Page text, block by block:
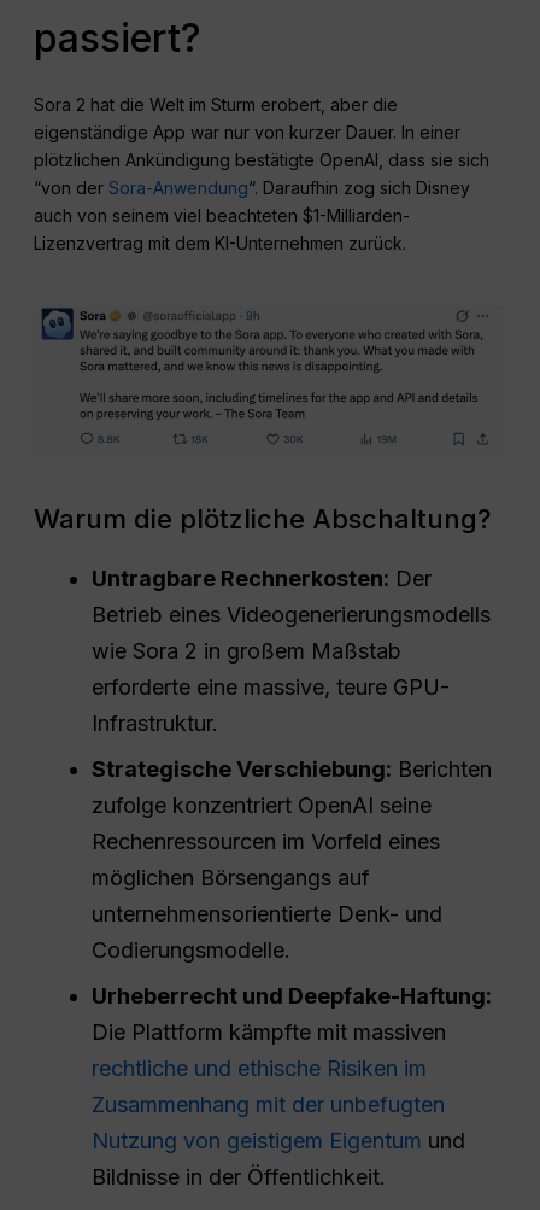
passiert?
Sora 2 hat die Welt im Sturm erobert, aber die
eigenständige App war nur von kurzer Dauer. In einer
plötzlichen Ankündigung bestätigte OpenAI, dass sie sich
“von derSora-Anwendung“. Daraufhin zog sich Disney
auch von seinem viel beachteten $1-Milliarden-
Lizenzvertrag mit dem KI-Unternehmen zurück.
Warum die plötzliche Abschaltung?
Untragbare Rechnerkosten: Der
Betrieb eines Videogenerierungsmodells
wie Sora 2 in großem Maßstab
erforderte eine massive, teure GPU-
Infrastruktur.
Strategische Verschiebung: Berichten
zufolge konzentriert OpenAI seine
Rechenressourcen im Vorfeld eines
möglichen Börsengangs auf
unternehmensorientierte Denk- und
Codierungsmodelle.
Urheberrecht und Deepfake-Haftung:
Die Plattform kämpfte mit massiven
rechtliche und ethische Risiken im
Zusammenhang mit der unbefugten
Nutzung von geistigem Eigentum und
Bildnisse in der Öffentlichkeit.